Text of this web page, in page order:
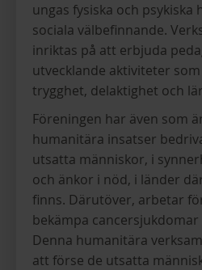
ungas fysiska och psykiska
sociala välbefinnande.
inriktas på att erbjuda
utvecklande aktiviteter
trygghet, delaktighet och
Föreningen har även som
humanitära insatser
utsatta människor, i
och änkor i nöd, i länder
finns. Därutöver, arbetar
bekämpa
Denna humanitära
att förse de utsatta